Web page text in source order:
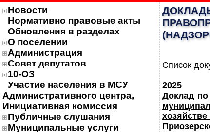
Новости
Нормативно правовые акты
Обновления в разделах
О поселении
Администрация
Совет депутатов
10-ОЗ
Участие населения в МСУ
Административного центра,
Инициативная комиссия
Публичные слушания
Муниципальные услуги
Список
2025
Доклад